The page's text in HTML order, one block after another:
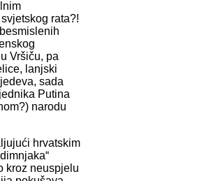
rata?!
Vršiču, pa
lanjski
sada
Putina
narodu
hrvatskim
kroz neuspjelu